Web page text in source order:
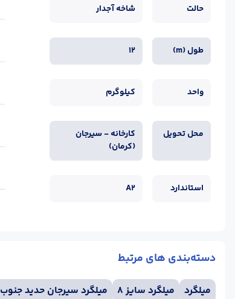
حالت شاخه آجدار
طول (m) 12
واحد کیلوگرم
محل تحویل
کارخانه - سیرجان
(کرمان)
استاندارد A2
دسته‌بندی های مرتبط
میلگرد میلگرد سایز 8 میلگرد سیرجان حدید جنوب